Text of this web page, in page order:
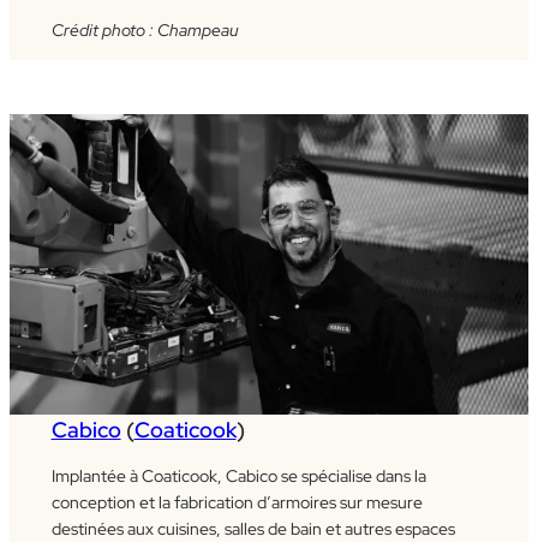
Crédit photo : Champeau
Cabico(Coaticook)
Implantée à Coaticook, Cabico se spécialise dans la
conception et la fabrication d’armoires sur mesure
destinées aux cuisines, salles de bain et autres espaces